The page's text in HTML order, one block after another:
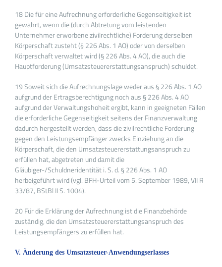
18 Die für eine Aufrechnung erforderliche Gegenseitigkeit ist
gewahrt, wenn die (durch Abtretung vom leistenden
Unternehmer erworbene zivilrechtliche) Forderung derselben
Körperschaft zusteht (§ 226 Abs. 1 AO) oder von derselben
Körperschaft verwaltet wird (§ 226 Abs. 4 AO), die auch die
Hauptforderung (Umsatzsteuererstattungsanspruch) schuldet.
19 Soweit sich die Aufrechnungslage weder aus § 226 Abs. 1 AO
aufgrund der Ertragsberechtigung noch aus § 226 Abs. 4 AO
aufgrund der Verwaltungshoheit ergibt, kann in geeigneten Fällen
die erforderliche Gegenseitigkeit seitens der Finanzverwaltung
dadurch hergestellt werden, dass die zivilrechtliche Forderung
gegen den Leistungsempfänger zwecks Einziehung an die
Körperschaft, die den Umsatzsteuererstattungsanspruch zu
erfüllen hat, abgetreten und damit die
Gläubiger-/Schuldneridentität i. S. d. § 226 Abs. 1 AO
herbeigeführt wird (vgl. BFH-Urteil vom 5. September 1989, VII R
33/87, BStBl II S. 1004).
20 Für die Erklärung der Aufrechnung ist die Finanzbehörde
zuständig, die den Umsatzsteuererstattungsanspruch des
Leistungsempfängers zu erfüllen hat.
V. Änderung des Umsatzsteuer-Anwendungserlasses